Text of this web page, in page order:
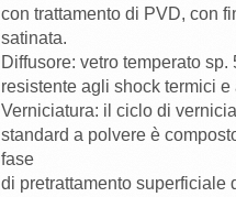
con trattamento di PVD, con
satinata.
Diffusore: vetro temperato sp.
resistente agli shock termici e
Verniciatura: il ciclo di
standard a polvere è composto
fase
di pretrattamento superficiale